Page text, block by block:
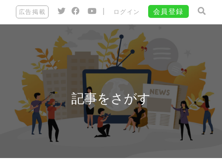
広告掲載 ログイン 会員登録
記事をさがす